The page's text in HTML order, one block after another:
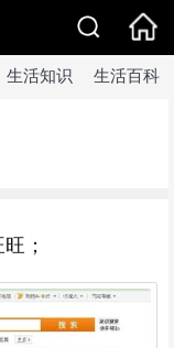
生活知识 生活百科
；